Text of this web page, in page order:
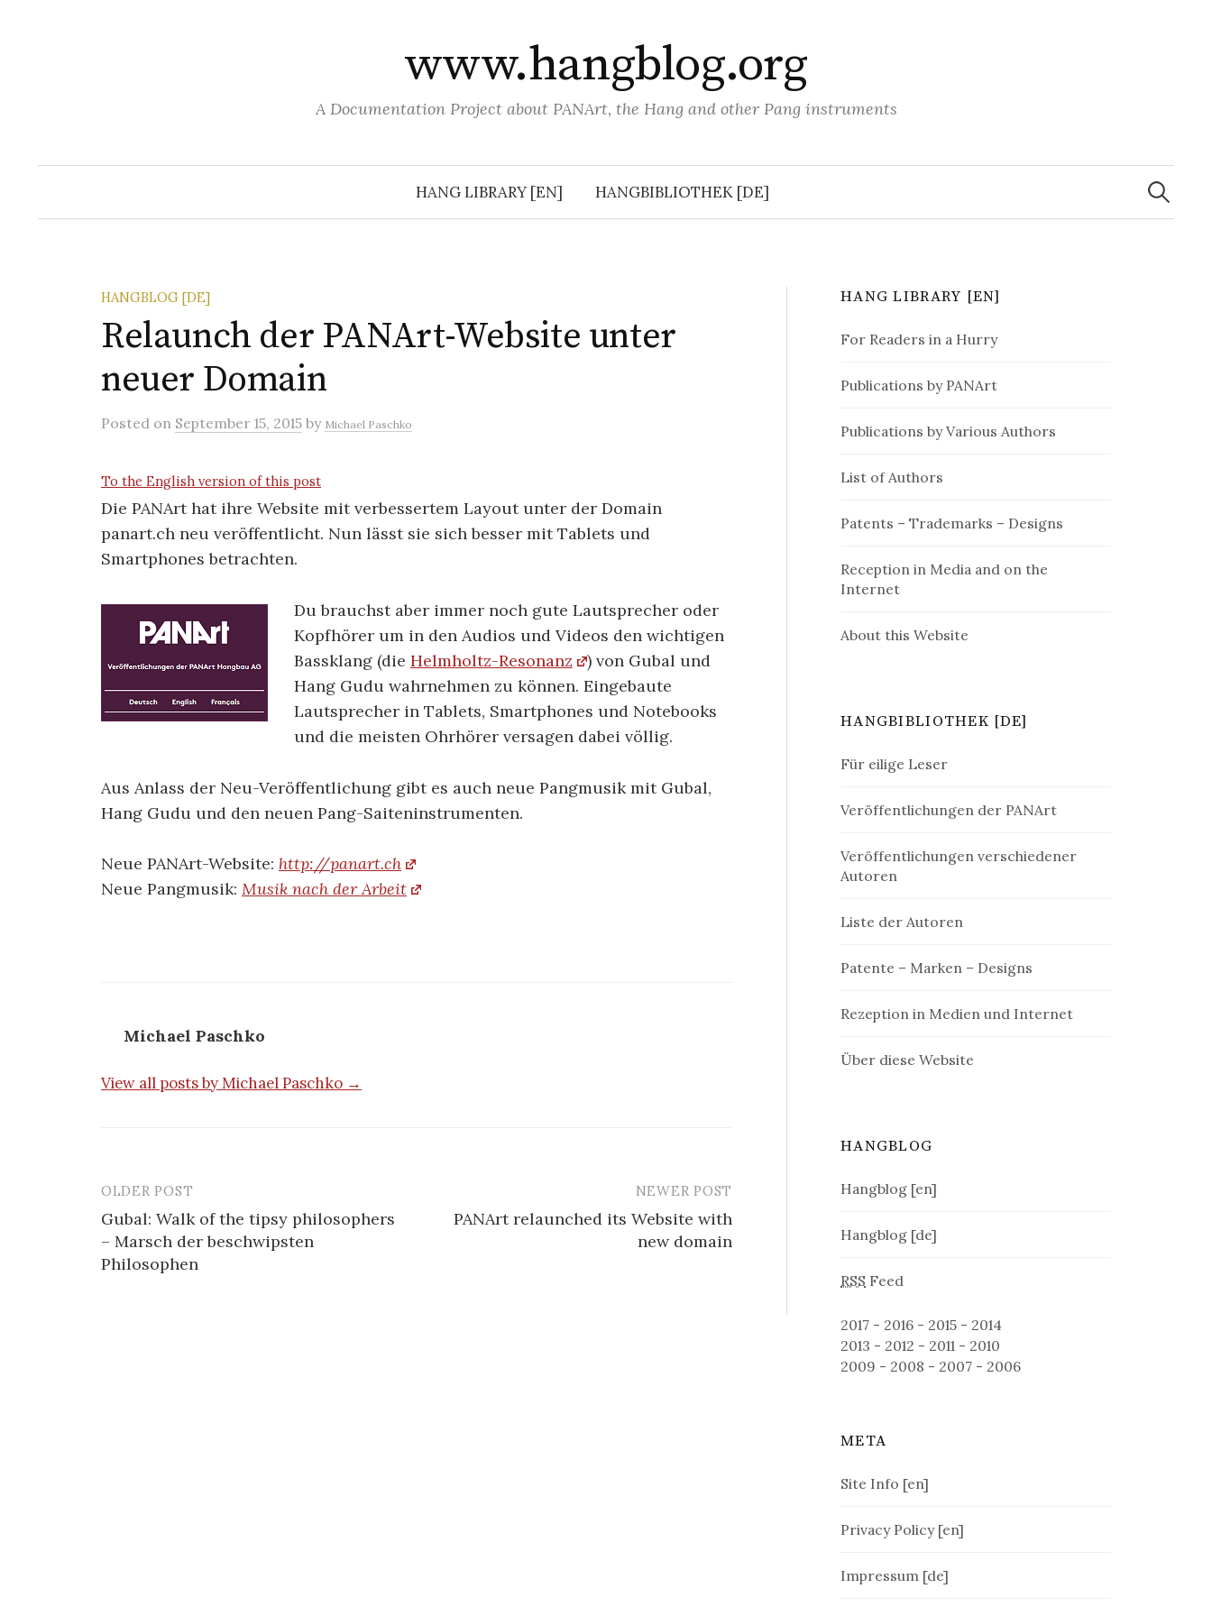
c
n
www.hangblog.org
A Documentation Project about PANArt, the Hang and other Pang instruments
HANG LIBRARY [EN] HANGBIBLIOTHEK [DE] e
a
r
HANGBLOG [DE]
Relaunch der PANArt-Website unter
neuer Domain
Posted on September 15, 2015 by Michael Paschko
To the English version of this post
Die PANArt hat ihre Website mit verbessertem Layout unter der Domain
panart.ch neu veröffentlicht. Nun lässt sie sich besser mit Tablets und
Smartphones betrachten.
Du brauchst aber immer noch gute Lautsprecher oder
Kopfhörer um in den Audios und Videos den wichtigen
Bassklang (die Helmholtz-Resonanz
) von Gubal und
Hang Gudu wahrnehmen zu können. Eingebaute
Lautsprecher in Tablets, Smartphones und Notebooks
und die meisten Ohrhörer versagen dabei völlig.
Aus Anlass der Neu-Veröffentlichung gibt es auch neue Pangmusik mit Gubal,
Hang Gudu und den neuen Pang-Saiteninstrumenten.
Neue PANArt-Website: http://panart.ch
Neue Pangmusik: Musik nach der Arbeit
Michael Paschko
View all posts by Michael Paschko →
P
OLDER POST
Gubal: Walk of the tipsy philosophers
– Marsch der beschwipsten
Philosophen
NEWER POST
PANArt relaunched its Website with
new domain
HANG LIBRARY [EN]
For Readers in a Hurry
Publications by PANArt
Publications by Various Authors
List of Authors
Patents – Trademarks – Designs
Reception in Media and on the
Internet
About this Website
HANGBIBLIOTHEK [DE]
Für eilige Leser
Veröffentlichungen der PANArt
Veröffentlichungen verschiedener
Autoren
Liste der Autoren
Patente – Marken – Designs
Rezeption in Medien und Internet
Über diese Website
HANGBLOG
Hangblog [en]
Hangblog [de]
RSS Feed
2017 - 2016 - 2015 - 2014
2013 - 2012 - 2011 - 2010
2009 - 2008 - 2007 - 2006
META
Site Info [en]
Privacy Policy [en]
Impressum [de]